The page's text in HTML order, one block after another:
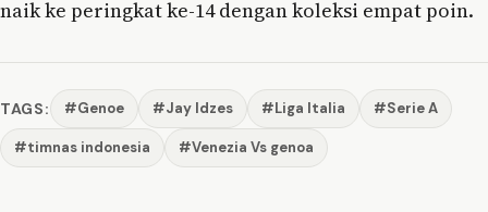
naik ke peringkat ke-14 dengan koleksi empat poin.
TAGS: #Genoe #Jay Idzes #Liga Italia #Serie A
#timnas indonesia #Venezia Vs genoa